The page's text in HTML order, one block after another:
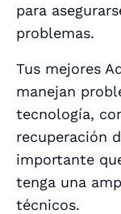
para
problemas.
Tus mejores
manejan
tecnología,
recuperación
importante
tenga una
técnicos.